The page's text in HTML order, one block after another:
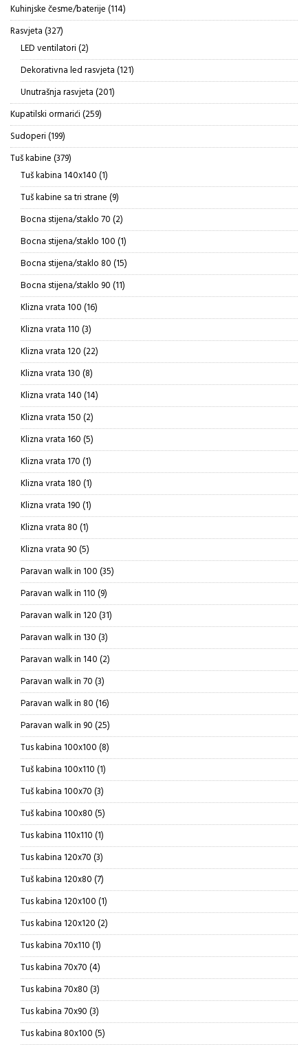
Kuhinjske česme/baterije 114114
proizvoda
Rasvjeta 327327
proizvoda
LED ventilatori 22
proizvoda
Dekorativna led rasvjeta 121121
proizvod
Unutrašnja rasvjeta 201201
proizvod
Kupatilski ormarići 259259
proizvoda
Sudoperi 199199
proizvoda
Tuš kabine 379379
proizvoda
Tuš kabina 140x140 11
proizvod
Tuš kabine sa tri strane 99
proizvoda
Bocna stijena/staklo 70 22
proizvoda
Bocna stijena/staklo 100 11
proizvod
Bocna stijena/staklo 80 1515
proizvoda
Bocna stijena/staklo 90 1111
proizvoda
Klizna vrata 100 1616
proizvoda
Klizna vrata 110 33
proizvoda
Klizna vrata 120 2222
proizvoda
Klizna vrata 130 88
proizvoda
Klizna vrata 140 1414
proizvoda
Klizna vrata 150 22
proizvoda
Klizna vrata 160 55
proizvoda
Klizna vrata 170 11
proizvod
Klizna vrata 180 11
proizvod
Klizna vrata 190 11
proizvod
Klizna vrata 80 11
proizvod
Klizna vrata 90 55
proizvoda
Paravan walk in 100 3535
proizvoda
Paravan walk in 110 99
proizvoda
Paravan walk in 120 3131
proizvod
Paravan walk in 130 33
proizvoda
Paravan walk in 140 22
proizvoda
Paravan walk in 70 33
proizvoda
Paravan walk in 80 1616
proizvoda
Paravan walk in 90 2525
proizvoda
Tus kabina 100x100 88
proizvoda
Tuš kabina 100x110 11
proizvod
Tuš kabina 100x70 33
proizvoda
Tuš kabina 100x80 55
proizvoda
Tus kabina 110x110 11
proizvod
Tus kabina 120x70 33
proizvoda
Tuš kabina 120x80 77
proizvoda
Tus kabina 120x100 11
proizvod
Tus kabina 120x120 22
proizvoda
Tus kabina 70x110 11
proizvod
Tus kabina 70x70 44
proizvoda
Tus kabina 70x80 33
proizvoda
Tus kabina 70x90 33
proizvoda
Tus kabina 80x100 55